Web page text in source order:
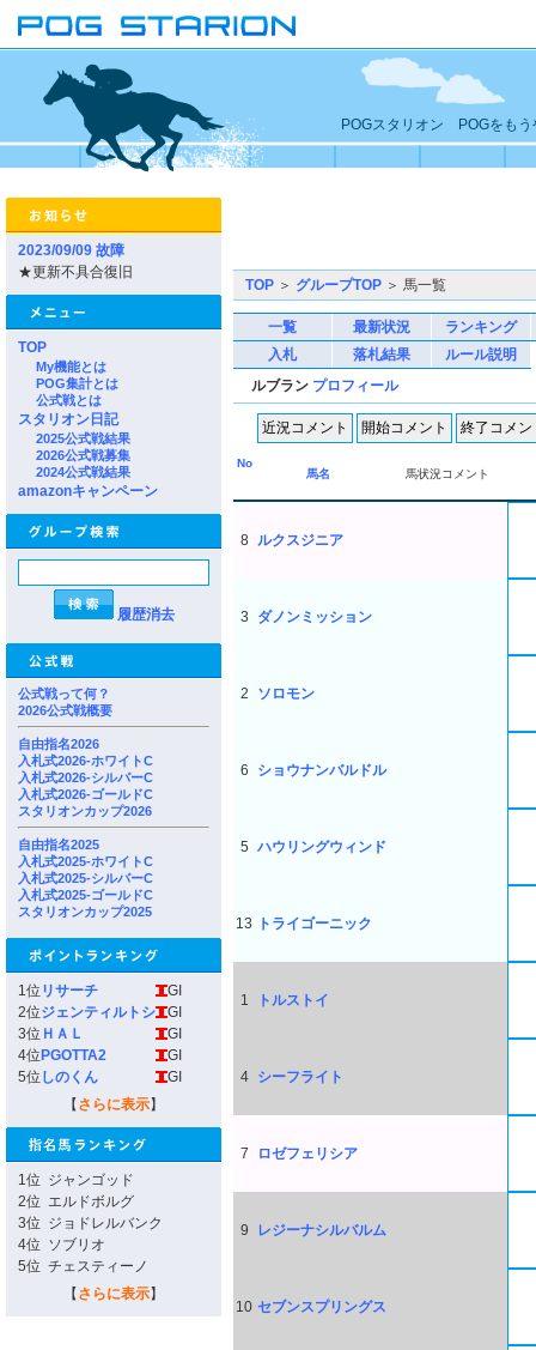
POGスタリオン POGをもう
2023/09/09 故障
★更新不具合復旧
TOP
My機能とは
POG集計とは
公式戦とは
スタリオン日記
2025公式戦結果
2026公式戦募集
2024公式戦結果
amazonキャンペーン
履歴消去
公式戦って何？
2026公式戦概要
自由指名2026
入札式2026-ホワイトC
入札式2026-シルバーC
入札式2026-ゴールドC
スタリオンカップ2026
自由指名2025
入札式2025-ホワイトC
入札式2025-シルバーC
入札式2025-ゴールドC
スタリオンカップ2025
1位 リサーチ
GI
2位ジェンティルトシ
GI
3位 ＨＡＬ
GI
4位 PGOTTA2
GI
5位 しのくん
GI
【 さらに表示】
1位 ジャンゴッド
2位 エルドボルグ
3位 ジョドレルバンク
4位 ソブリオ
5位 チェスティーノ
【 さらに表示】
TOP ＞ グループTOP ＞ 馬一覧
一覧 最新状況
ランキング
入札
落札結果
ルール説明
ルブラン プロフィール
No
馬名
馬状況コメント
8 ルクスジニア
3 ダノンミッション
2 ソロモン
6 ショウナンバルドル
5 ハウリングウィンド
13 トライゴーニック
1 トルストイ
4 シーフライト
7 ロゼフェリシア
9 レジーナシルバルム
10 セブンスプリングス